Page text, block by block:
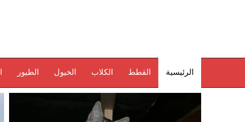
الرئيسية القطط الكلاب الخيول الطيور